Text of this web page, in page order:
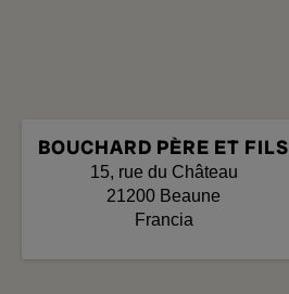
BOUCHARD PÈRE ET FILS
15, rue du Château
21200 Beaune
Francia